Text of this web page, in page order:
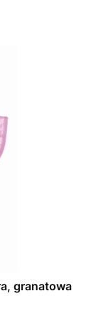
granatowa